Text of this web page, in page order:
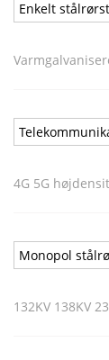
Enkelt
4G 5G
Monopol
132KV 138KV